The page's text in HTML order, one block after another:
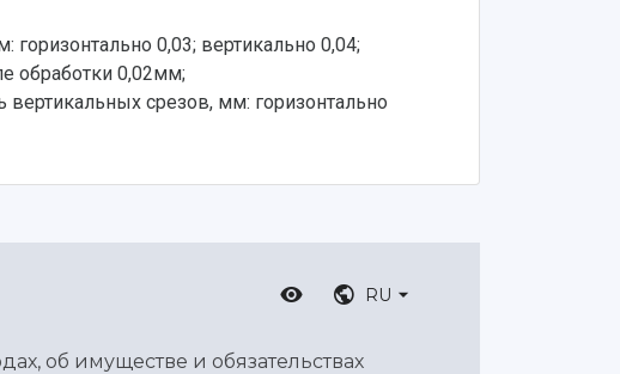
0,03; вертикально 0,04;
обработки 0,02мм;
срезов, мм: горизонтально
RU
об имуществе и обязательствах